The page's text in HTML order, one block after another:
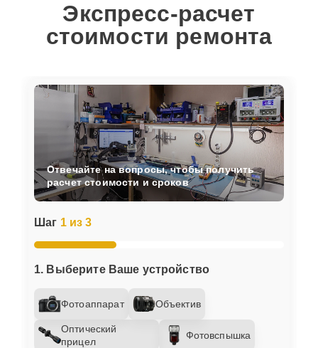
Экспресс-расчет
стоимости ремонта
Шаг 1 из 3
1. Выберите Ваше устройство
Фотоаппарат Объектив
Оптический
прицел
Фотовспышка
Отвечайте на вопросы, чтобы получить
расчет стоимости и сроков